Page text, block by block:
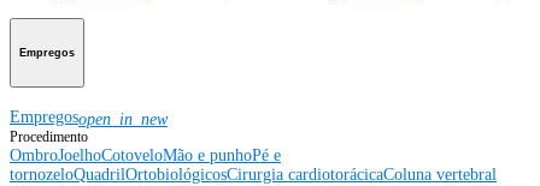
Empregos
Empregosopen_in_new
Procedimento
OmbroJoelhoCotoveloMão e punhoPé e
tornozeloQuadrilOrtobiológicosCirurgia cardiotorácicaColuna vertebral